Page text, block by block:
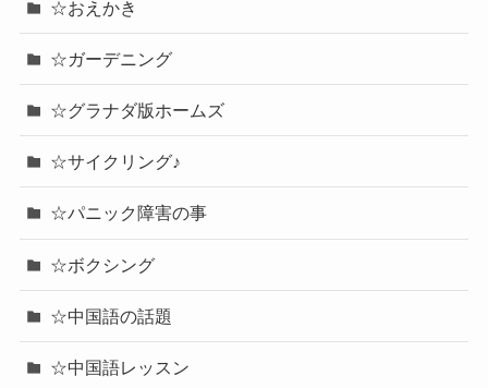
☆おえかき
☆ガーデニング
☆グラナダ版ホームズ
☆サイクリング♪
☆パニック障害の事
☆ボクシング
☆中国語の話題
☆中国語レッスン